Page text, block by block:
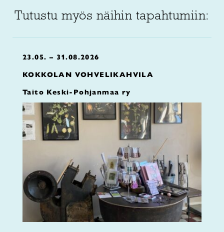
Tutustu myös näihin tapahtumiin:
23.05. – 31.08.2026
KOKKOLAN VOHVELIKAHVILA
Taito Keski-Pohjanmaa ry